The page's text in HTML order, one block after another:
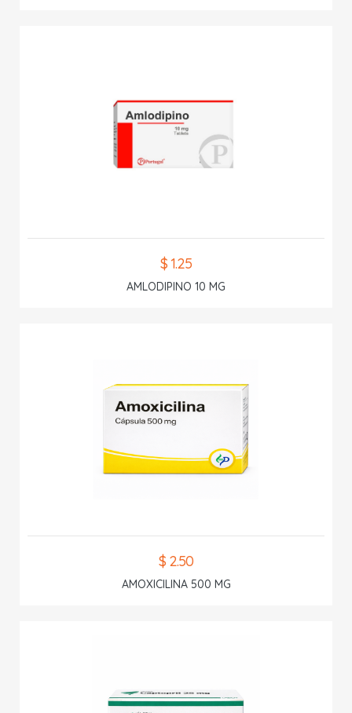
$ 1.25
AMLODIPINO 10 MG
$ 2.50
AMOXICILINA 500 MG